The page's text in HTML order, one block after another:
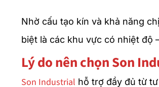
Nhờ cấu tạo kín và khả năng
biệt là các khu vực có nhiệt độ
Lý do nên chọn Son
Son Industrial hỗ trợ đầy đủ từ